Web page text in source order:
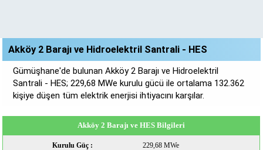
Akköy 2 Barajı ve Hidroelektril Santrali - HES
Gümüşhane'de bulunan Akköy 2 Barajı ve Hidroelektril
Santrali - HES; 229,68 MWe kurulu gücü ile ortalama 132.362
kişiye düşen tüm elektrik enerjisi ihtiyacını karşılar.
Akköy 2 Barajı ve HES Bilgileri
Kurulu Güç : 229,68 MWe